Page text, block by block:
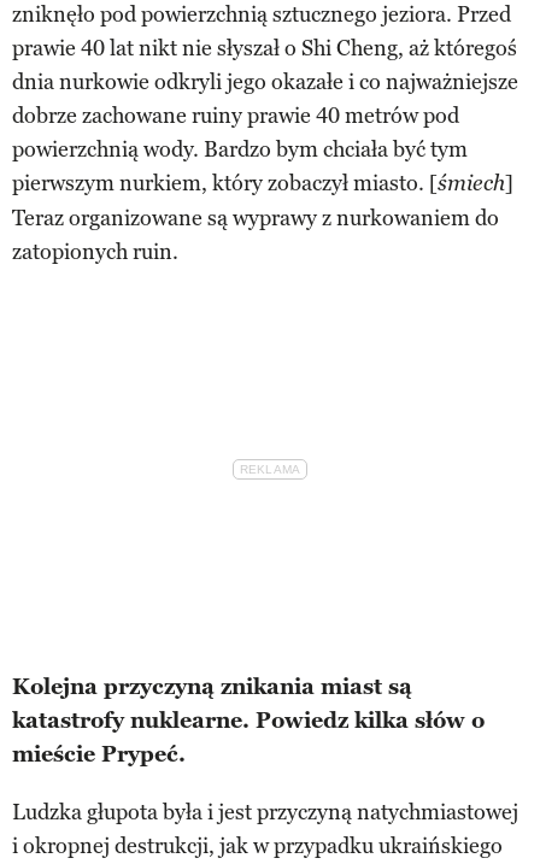
zniknęło pod powierzchnią sztucznego jeziora. Przed
prawie 40 lat nikt nie słyszał o Shi Cheng, aż któregoś
dnia nurkowie odkryli jego okazałe i co najważniejsze
dobrze zachowane ruiny prawie 40 metrów pod
powierzchnią wody. Bardzo bym chciała być tym
pierwszym nurkiem, który zobaczył miasto. [śmiech]
Teraz organizowane są wyprawy z nurkowaniem do
zatopionych ruin.
Kolejna przyczyną znikania miast są
katastrofy nuklearne. Powiedz kilka słów o
mieście Prypeć.
Ludzka głupota była i jest przyczyną natychmiastowej
i okropnej destrukcji, jak w przypadku ukraińskiego